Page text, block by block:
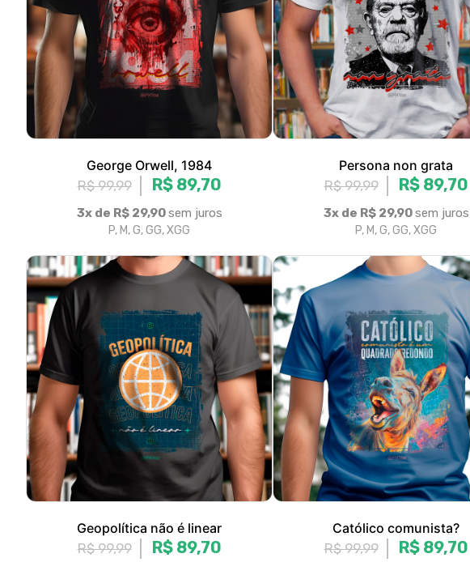
R$ 99,99
3x de R$ 29,90sem juros
P, M, G, GG, XGG
R$ 99,99
3x de R$ 29,90sem juros
P, M, G, GG, XGG
Geopolítica não é linear
R$ 99,99
R$ 89,70
3x de R$ 29,90sem juros
P, M, G, GG, XGG
Católico comunista?
R$ 99,99
R$ 89,70
3x de R$ 29,90sem juros
P, M, G, GG, XGG